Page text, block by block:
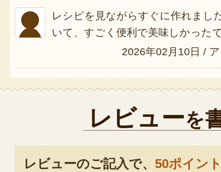
レシピを見ながらすぐに作れまし
いて、すごく便利で美味しかった
2026年02月10日 /
レビューを
レビューのご記入で、 50ポイン